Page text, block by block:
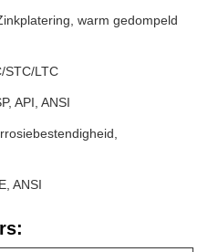
warm gedompeld
STC/LTC
API, ANSI
ANSI